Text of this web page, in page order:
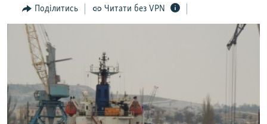
Перейти
до
пошуку
ПОГЛЯД
ІНТЕРВ'Ю
ВСЕ ЗА ДЕНЬ
СПЕЦПРОЕКТИ
ДЕПОРТАЦІЯ
ВІДЕОУРОКИ «ELIFBE»
ЯК ОБІЙТИ БЛОКУВАННЯ
Поділитись Читати без VPN